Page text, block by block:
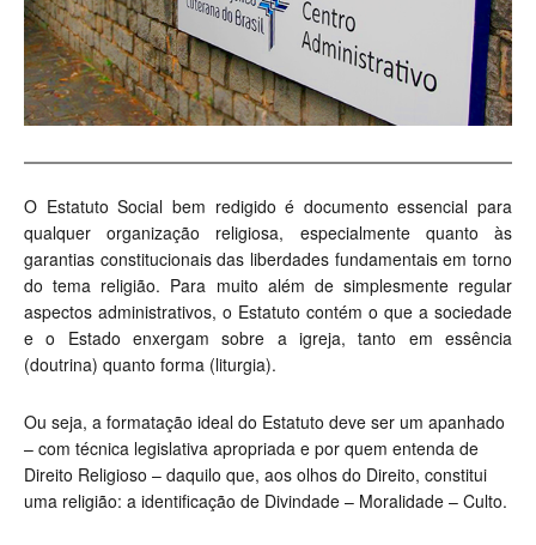
O Estatuto Social bem redigido é documento essencial para
qualquer organização religiosa, especialmente quanto às
garantias constitucionais das liberdades fundamentais em torno
do tema religião. Para muito além de simplesmente regular
aspectos administrativos, o Estatuto contém o que a sociedade
e o Estado enxergam sobre a igreja, tanto em essência
(doutrina) quanto forma (liturgia).
Ou seja, a formatação ideal do Estatuto deve ser um apanhado
– com técnica legislativa apropriada e por quem entenda de
Direito Religioso – daquilo que, aos olhos do Direito, constitui
uma religião: a identificação de Divindade – Moralidade – Culto.